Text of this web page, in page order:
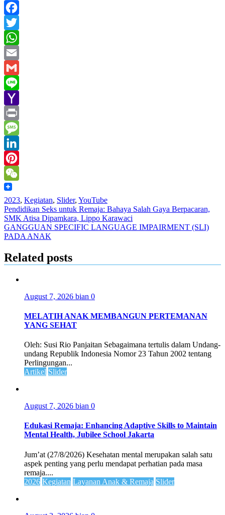
Facebook
Twitter
WhatsApp
Email
Gmail
Line
Yahoo
Mail
Print
Message
LinkedIn
Pinterest
WeChat
2023, Kegiatan, Slider, YouTube
Post
navigation
Pendidikan Seks untuk Remaja: Bahaya Salah Gaya Berpacaran,
SMK Atisa Dipamkara, Lippo Karawaci
GANGGUAN SPECIFIC LANGUAGE IMPAIRMENT (SLI)
PADA ANAK
Related posts
August 7, 2026 bian 0
MELATIH ANAK MEMBANGUN PERTEMANAN
YANG SEHAT
Oleh: Susi Rio Panjaitan Sebagaimana tertulis dalam Undang-
undang Republik Indonesia Nomor 23 Tahun 2002 tentang
Perlingungan...
Artikel Slider
August 7, 2026 bian 0
Edukasi Remaja: Enhancing Adaptive Skills to Maintain
Mental Health, Jubilee School Jakarta
Jum’at (27/8/2026) Kesehatan mental merupakan salah satu
aspek penting yang perlu mendapat perhatian pada masa
remaja....
2026 Kegiatan Layanan Anak & Remaja Slider